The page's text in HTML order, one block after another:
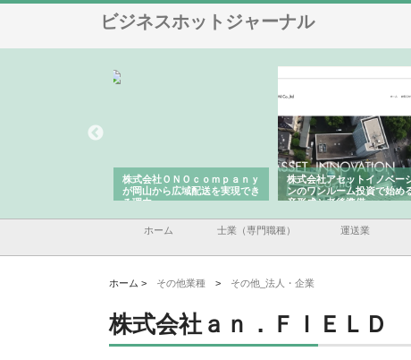
ビジネスホットジャーナル
会社ＯＮＯｃｏｍｐａｎｙ
山から広域配送を実現でき
株式会社アセットイノベーショ
ンのワンルーム投資で始める資
産形成と老後準備
庭楽株式会社が知多半
と名古屋で叶える理想
間
ホーム 士業（専門職種） 運送業
ホーム > その他業種 > その他_法人・企業
株式会社ａｎ．ＦＩＥＬＤ